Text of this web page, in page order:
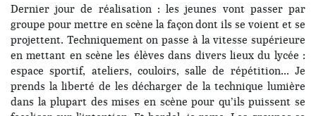
Dernier jour de réalisation : les jeunes vont passer par
groupe pour mettre en scène la façon dont ils se voient et se
projettent. Techniquement on passe à la vitesse supérieure
en mettant en scène les élèves dans divers lieux du lycée :
espace sportif, ateliers, couloirs, salle de répétition… Je
prends la liberté de les décharger de la technique lumière
dans la plupart des mises en scène pour qu’ils puissent se